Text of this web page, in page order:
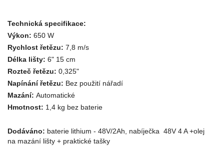
Technická specifikace:
Výkon: 650 W
Rychlost řetězu: 7,8 m/s
Délka lišty: 6" 15 cm
Rozteč řetězu: 0,325"
Napínání řetězu: Bez použití nářadí
Mazání: Automatické
Hmotnost: 1,4 kg bez baterie
Dodáváno: baterie lithium - 48V/2Ah, nabíječka 48V 4 A +olej
na mazání lišty + praktické tašky